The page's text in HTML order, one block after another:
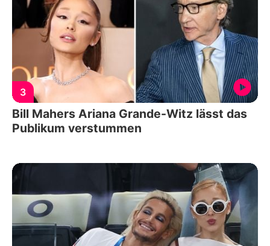
3
Bill Mahers Ariana Grande-Witz lässt das
Publikum verstummen